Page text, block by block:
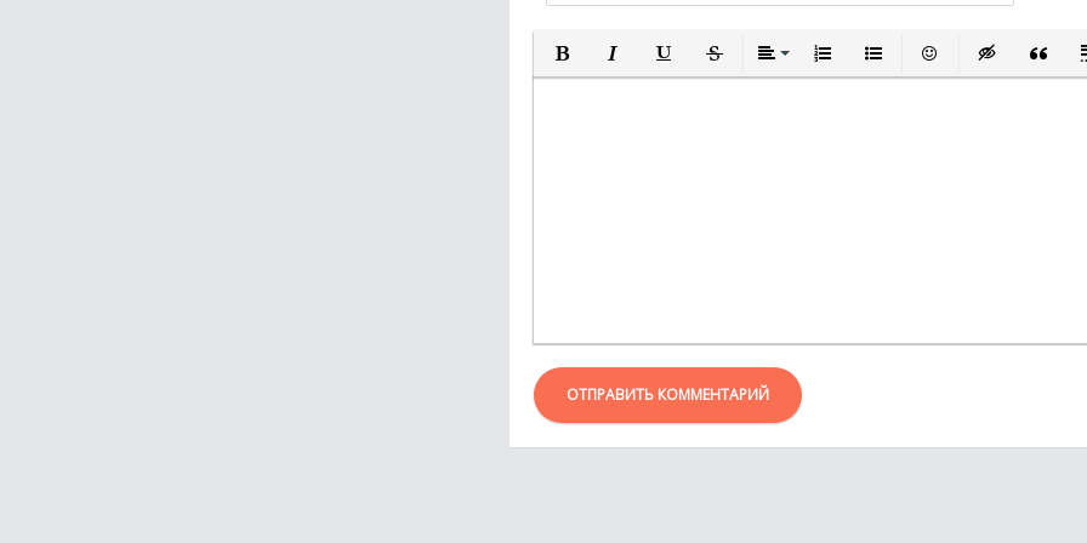
ПОЛУЖИРНЫЙ
КУРСИВПОДЧЕРКНУТЫЙ
ЗАЧЕРКНУТЫЙВЫРАВНИВАНИЕ
НУМЕРОВАННЫЙ СПИСОК
МАРКИРОВАННЫЙ
ВСТАВИТЬВСТАВКА
ОТПРАВИТЬ КОММЕНТАРИЙ